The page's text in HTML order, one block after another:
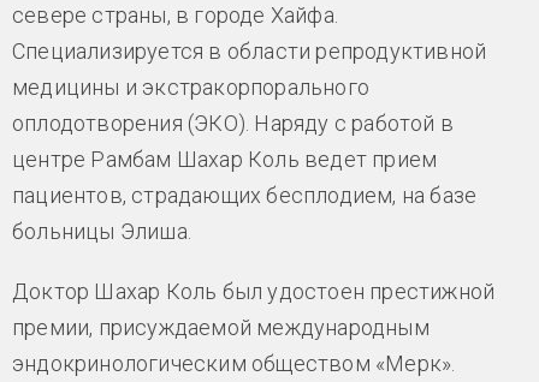
севере страны, в городе Хайфа.
Специализируется в области репродуктивной
медицины и экстракорпорального
оплодотворения (ЭКО). Наряду с работой в
центре Рамбам Шахар Коль ведет прием
пациентов, страдающих бесплодием, на базе
больницы Элиша.
Доктор Шахар Коль был удостоен престижной
премии, присуждаемой международным
эндокринологическим обществом «Мерк».